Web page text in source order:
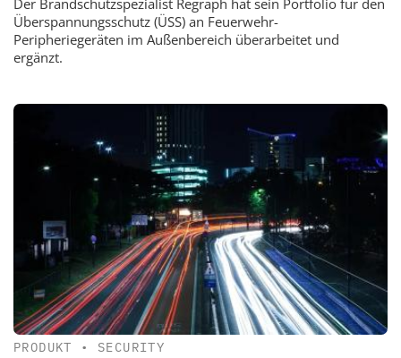
Überspannungsschutz (ÜSS) an Feuerwehr-
Peripheriegeräten im Außenbereich überarbeitet und
ergänzt.
PRODUKT • SECURITY